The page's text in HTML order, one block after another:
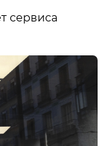
сервиса